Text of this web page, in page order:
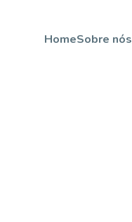
HomeSobre nós